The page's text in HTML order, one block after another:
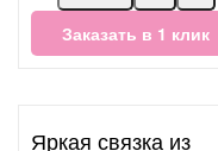
Заказать в 1 клик
Яркая связка из